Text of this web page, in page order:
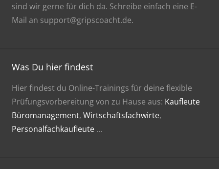
sind wir gerne für dich da. Schreibe einfach eine E-
Mail an support@gripscoacht.de.
Was Du hier findest
Hier findest du Online-Trainings für deine flexible
Prüfungsvorbereitung von zu Hause aus: Kaufleute
Büromanagement, Wirtschaftsfachwirte,
Personalfachkaufleute …